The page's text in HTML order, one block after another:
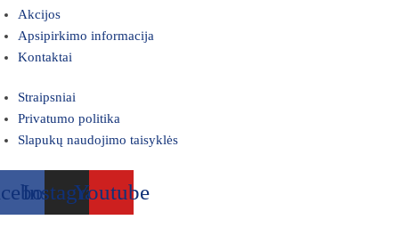
Akcijos
Apsipirkimo informacija
Kontaktai
Straipsniai
Privatumo politika
Slapukų naudojimo taisyklės
InstagramYoutube